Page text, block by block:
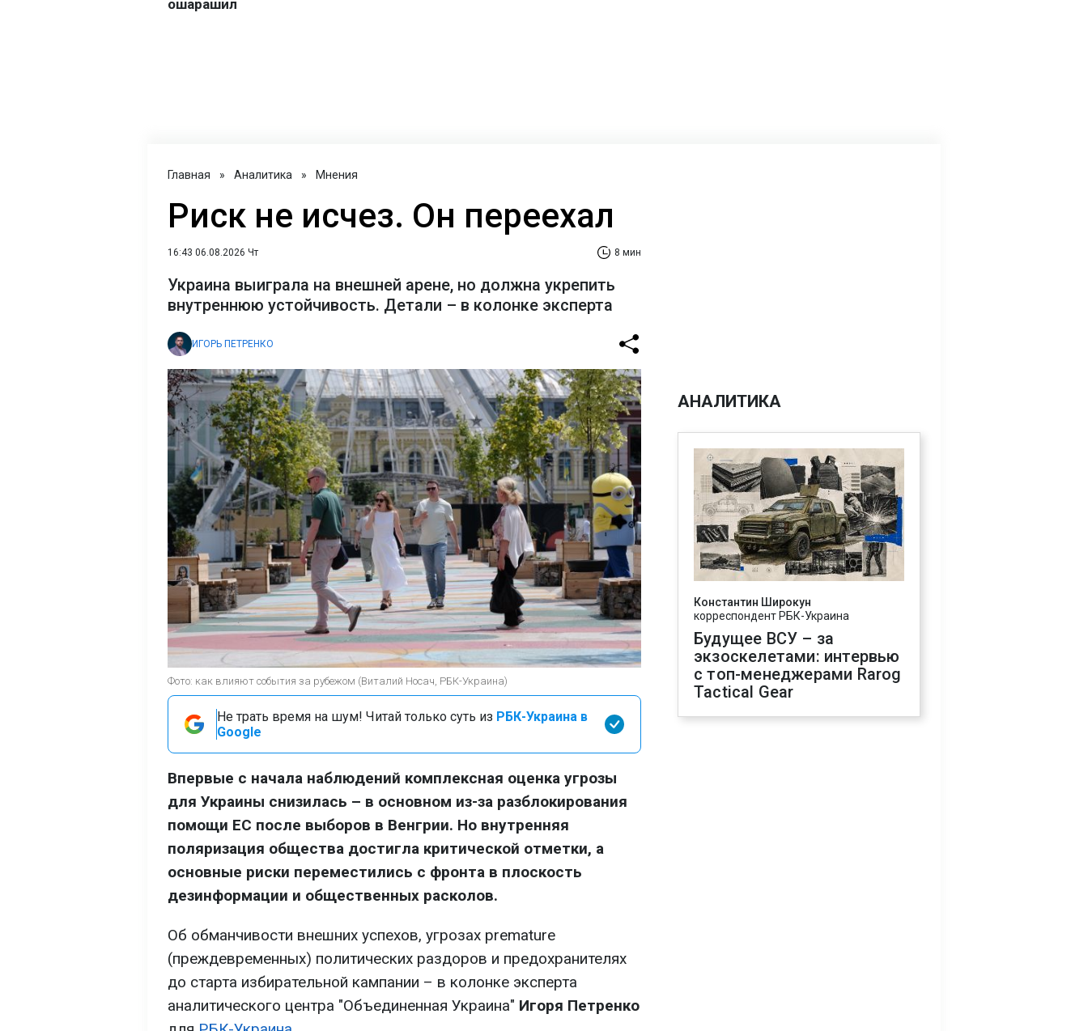
Главная » Аналитика » Мнения
Риск не исчез. Он переехал
16:43 06.08.2026 Чт 8 мин
Украина выиграла на внешней арене, но должна укрепить
внутреннюю устойчивость. Детали – в колонке эксперта
ИГОРЬ ПЕТРЕНКО
Фото: как влияют события за рубежом (Виталий Носач, РБК-Украина)
Не трать время на шум! Читай только суть из РБК-Украина в
Google
Впервые с начала наблюдений комплексная оценка угрозы
для Украины снизилась – в основном из-за разблокирования
помощи ЕС после выборов в Венгрии. Но внутренняя
поляризация общества достигла критической отметки, а
основные риски переместились с фронта в плоскость
дезинформации и общественных расколов.
Об обманчивости внешних успехов, угрозах premature
(преждевременных) политических раздоров и предохранителях
до старта избирательной кампании – в колонке эксперта
аналитического центра "Объединенная Украина" Игоря Петренко
АНАЛИТИКА
Константин Широкун
корреспондент РБК-Украина
Будущее ВСУ – за
экзоскелетами: интервью
с топ-менеджерами Rarog
Tactical Gear